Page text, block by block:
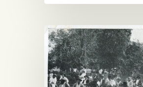
Un
día
de
fiesta
en